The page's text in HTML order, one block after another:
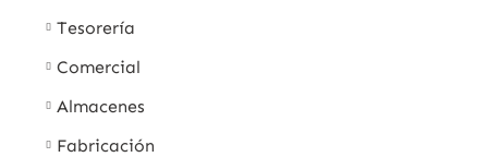
Tesorería
Comercial
Almacenes
Fabricación